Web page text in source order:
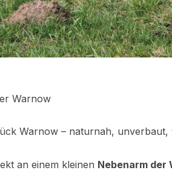
Warnow
Warnow – naturnah,
an einem kleinen Nebenarm der